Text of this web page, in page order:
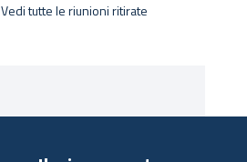
Vedi tutte le riunioni ritirate